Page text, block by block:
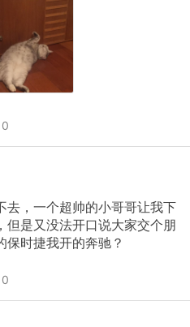
0
去，一个超帅的小哥哥让我下
但是又没法开口说大家交个朋
保时捷我开的奔驰？
0